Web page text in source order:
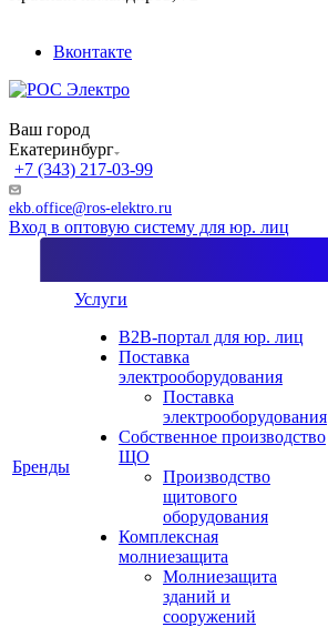
Вконтакте
Ваш город
Екатеринбург
+7 (343) 217-03-99
ekb.office@ros-elektro.ru
Вход в оптовую систему для юр. лиц
Бренды
Услуги
B2B-портал для юр. лиц
Поставка
электрооборудования
Поставка
электрооборудования
Собственное производство
ЩО
Производство
щитового
оборудования
Комплексная
молниезащита
Молниезащита
зданий и
сооружений